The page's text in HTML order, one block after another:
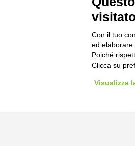
Con il tuo
ed elaborare
Poiché
Clicca su
Visualizza